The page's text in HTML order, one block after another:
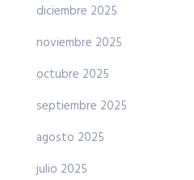
diciembre 2025
noviembre 2025
octubre 2025
septiembre 2025
agosto 2025
julio 2025